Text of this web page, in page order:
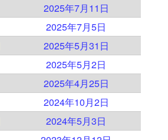
2025年7月11日
2025年7月5日
2025年5月31日
2025年5月2日
2025年4月25日
2024年10月2日
2024年5月3日